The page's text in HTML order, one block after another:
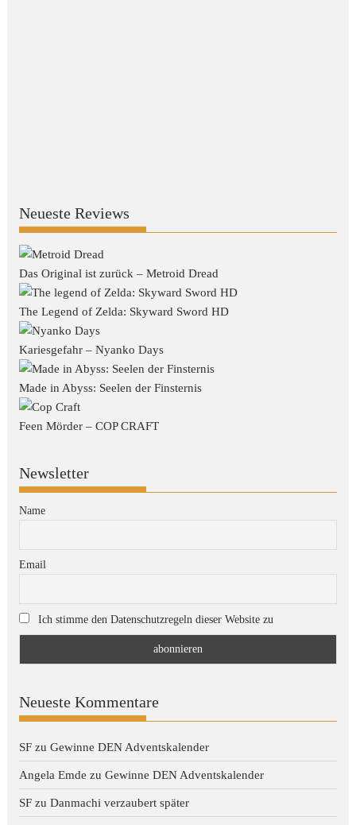
Neueste Reviews
Das Original ist zurück – Metroid Dread
The Legend of Zelda: Skyward Sword HD
Kariesgefahr – Nyanko Days
Made in Abyss: Seelen der Finsternis
Feen Mörder – COP CRAFT
Newsletter
Name
Email
Ich stimme den Datenschutzregeln dieser Website zu
Neueste Kommentare
SF zuGewinne DEN Adventskalender
Angela Emde zuGewinne DEN Adventskalender
SF zuDanmachi verzaubert später